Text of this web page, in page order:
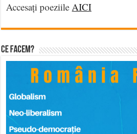
Accesați poeziileAICI
Ce facem?